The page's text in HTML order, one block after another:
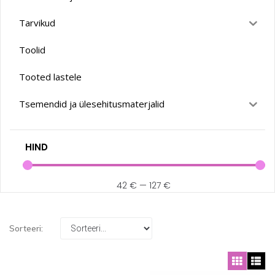
Tarvikud
Toolid
Tooted lastele
Tsemendid ja ülesehitusmaterjalid
HIND
42 € —127 €
Sorteeri: